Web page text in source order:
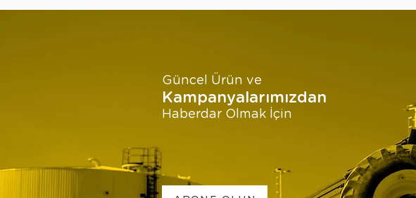
Güncel Ürün ve
Kampanyalarımızdan
Haberdar Olmak İçin